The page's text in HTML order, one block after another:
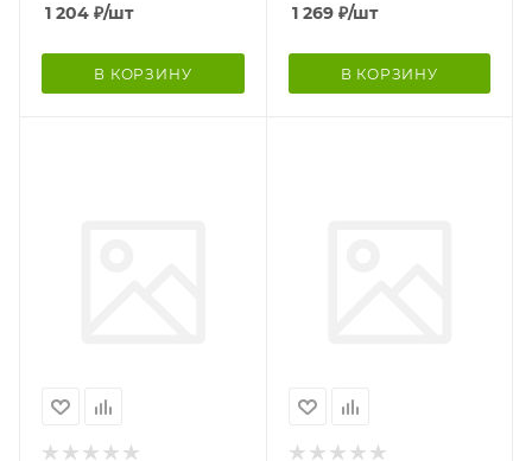
1 204 ₽/шт
В КОРЗИНУ
1 269₽/шт
В КОРЗИНУ